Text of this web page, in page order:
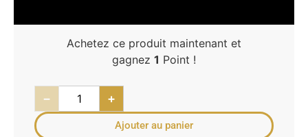
Achetez ce produit maintenant et
gagnez 1 Point !
− +
Ajouter au panier